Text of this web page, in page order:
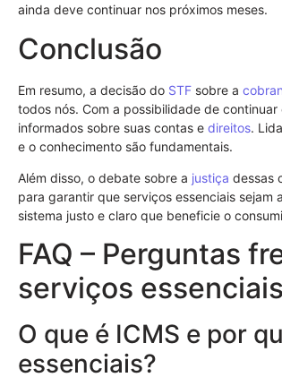
ainda deve continuar nos próximos meses.
Conclusão
Em resumo, a decisão do STF sobre a
todos nós. Com a possibilidade de
informados sobre suas contas e direitos.
e o conhecimento são fundamentais.
Além disso, o debate sobre a justiça dessas
para garantir que serviços essenciais
sistema justo e claro que beneficie o
FAQ – Perguntas
serviços essenciais
O que é ICMS e por
essenciais?